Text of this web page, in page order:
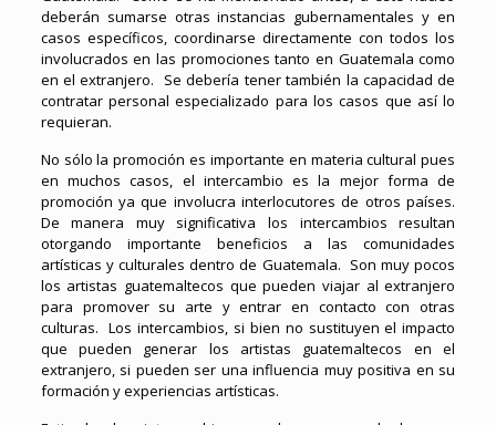
deberán sumarse otras instancias gubernamentales y en
casos específicos, coordinarse directamente con todos los
involucrados en las promociones tanto en Guatemala como
en el extranjero. Se debería tener también la capacidad de
contratar personal especializado para los casos que así lo
requieran.
No sólo la promoción es importante en materia cultural pues
en muchos casos, el intercambio es la mejor forma de
promoción ya que involucra interlocutores de otros países.
De manera muy significativa los intercambios resultan
otorgando importante beneficios a las comunidades
artísticas y culturales dentro de Guatemala. Son muy pocos
los artistas guatemaltecos que pueden viajar al extranjero
para promover su arte y entrar en contacto con otras
culturas. Los intercambios, si bien no sustituyen el impacto
que pueden generar los artistas guatemaltecos en el
extranjero, si pueden ser una influencia muy positiva en su
formación y experiencias artísticas.